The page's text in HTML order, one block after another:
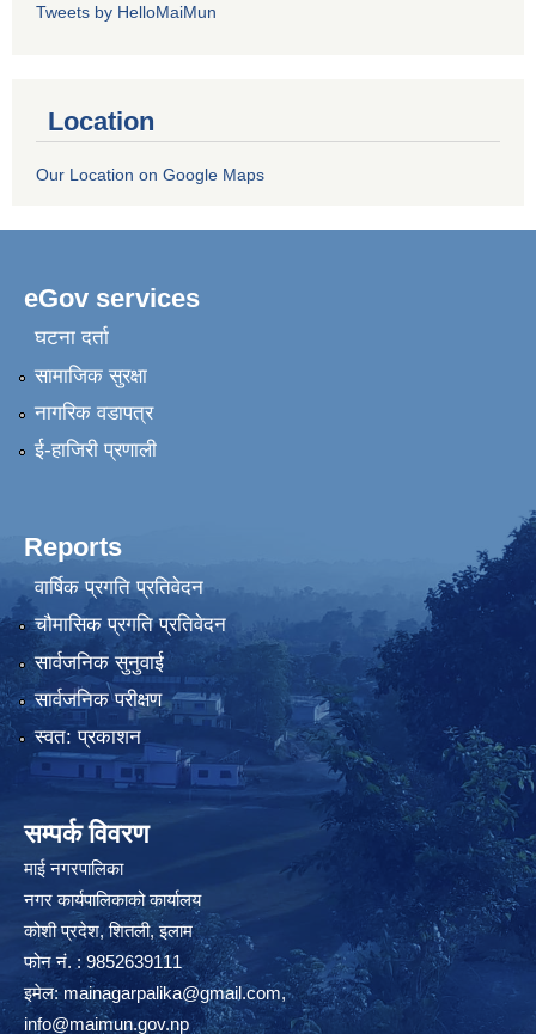
Tweets by HelloMaiMun
Location
Our Location on Google Maps
eGov services
घटना दर्ता
सामाजिक सुरक्षा
नागरिक वडापत्र
ई-हाजिरी प्रणाली
Reports
वार्षिक प्रगति प्रतिवेदन
चौमासिक प्रगति प्रतिवेदन
सार्वजनिक सुनुवाई
सार्वजनिक परीक्षण
स्वत: प्रकाशन
सम्पर्क विवरण
माई नगरपालिका
नगर कार्यपालिकाको कार्यालय
कोशी प्रदेश, शितली, इलाम
फोन नं. : 9852639111
इमेल:mainagarpalika@gmail.com,
info@maimun.gov.np